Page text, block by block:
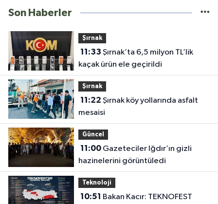
Son Haberler
Şırnak
11:33
kaçak ürün ele geçirildi
Şırnak
11:22
mesaisi
Güncel
11:00Gazeteciler Iğdır’ın gizli
hazinelerini görüntüledi
Teknoloji
10:51